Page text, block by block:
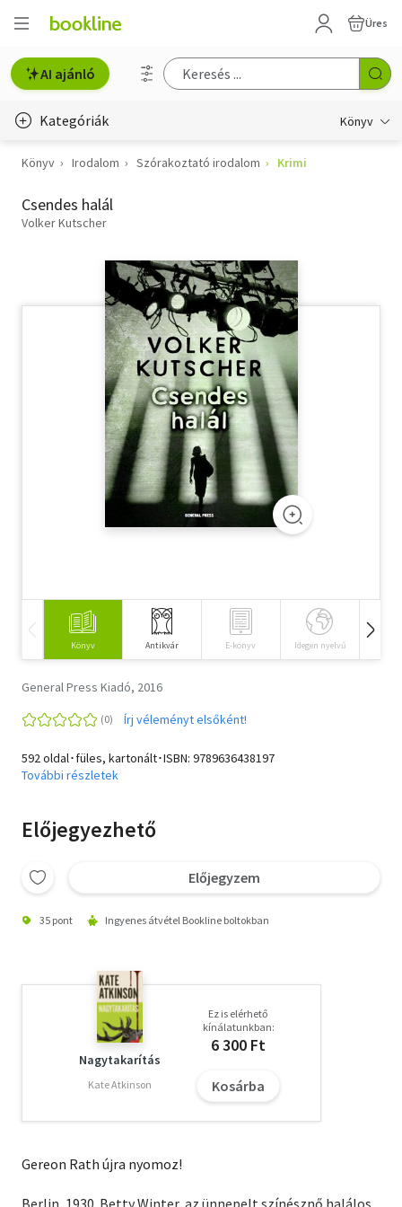
Üres
AI ajánló
Kategóriák Könyv
Életmód, egészség
Erotika
Hobbi, szabadidő
Szótár, nyelvkönyv
Tankönyv, segédkönyv
Könyv Irodalom Szórakoztató irodalom Krimi
Csendes halál
Volker Kutscher
Könyv Antikvár E-könyv Idegen nyelvű
General Press Kiadó, 2016
Írj véleményt elsőként!
592 oldal･füles, kartonált･ISBN: 9789636438197
További részletek
Előjegyezhető
Előjegyzem
35 pont Ingyenes átvétel Bookline boltokban
Nagytakarítás
Kate Atkinson
Ez is elérhető
kínálatunkban:
6 300 Ft
Kosárba
Gereon Rath újra nyomoz!
Berlin, 1930. Betty Winter, az ünnepelt színésznő halálos